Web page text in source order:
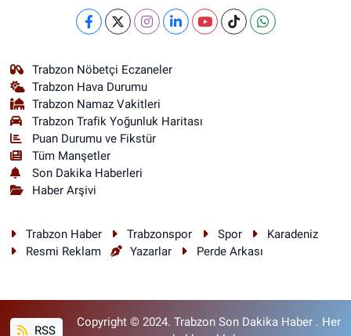
Trabzon Nöbetçi Eczaneler
Trabzon Hava Durumu
Trabzon Namaz Vakitleri
Trabzon Trafik Yoğunluk Haritası
Puan Durumu ve Fikstür
Tüm Manşetler
Son Dakika Haberleri
Haber Arşivi
Trabzon Haber Trabzonspor Spor
Karadeniz
Resmi Reklam
Yazarlar Perde Arkası
RSS
Copyright © 2024. Trabzon Son Dakika Haber . Her